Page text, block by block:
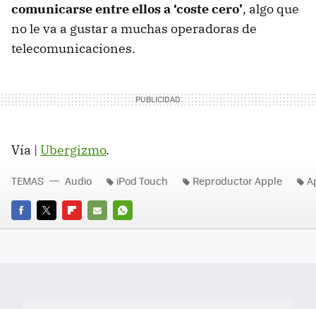
comunicarse entre ellos a ‘coste cero’, algo que
no le va a gustar a muchas operadoras de
telecomunicaciones.
Vía | Ubergizmo.
FACEBOOK
TWITTERFLIPBOARD
E-
WHATSAPP
TEMAS Audio iPod Touch Reproductor Apple